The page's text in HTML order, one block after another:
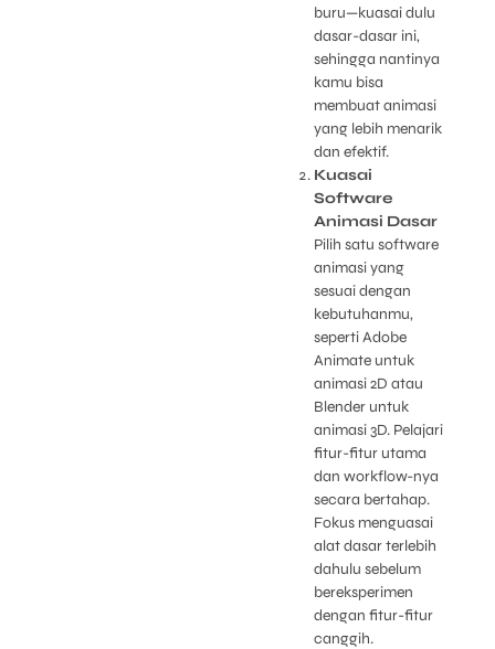
buru—kuasai dulu
dasar-dasar ini,
sehingga nantinya
kamu bisa
membuat animasi
yang lebih menarik
dan efektif.
Kuasai
Software
Animasi Dasar
Pilih satu software
animasi yang
sesuai dengan
kebutuhanmu,
seperti Adobe
Animate untuk
animasi 2D atau
Blender untuk
animasi 3D. Pelajari
fitur-fitur utama
dan workflow-nya
secara bertahap.
Fokus menguasai
alat dasar terlebih
dahulu sebelum
bereksperimen
dengan fitur-fitur
canggih.